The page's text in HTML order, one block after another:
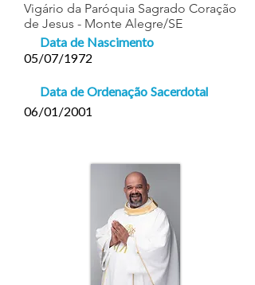
Vigário da Paróquia Sagrado Coração
de Jesus - Monte Alegre/SE
Data de Nascimento
05/07/1972
Data de Ordenação Sacerdotal
06/01/2001